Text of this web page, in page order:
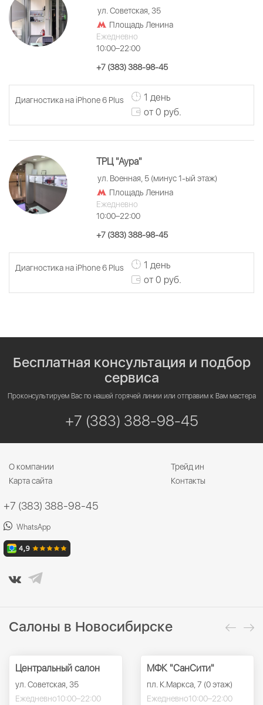
ул. Советская, 35
Площадь Ленина
Ежедневно
10:00–22:00
+7 (383) 388-98-45
Диагностика на iPhone 6 Plus
1 день
от 0 руб.
ТРЦ "Аура"
ул. Военная, 5 (минус 1-ый этаж)
Площадь Ленина
Ежедневно
10:00–22:00
+7 (383) 388-98-45
Диагностика на iPhone 6 Plus
1 день
от 0 руб.
Бесплатная консультация и подбор
сервиса
Проконсультируем Вас по нашей горячей линии или отправим к Вам мастера
+7 (383) 388-98-45
О компании
Трейд ин
Карта сайта
Контакты
+7 (383) 388-98-45
WhatsApp
Салоны в Новосибирске
Центральный салон
ул. Советская, 35
Ежедневно10:00–22:00
МФК "СанСити"
пл. К.Маркса, 7 (0 этаж)
Ежедневно10:00–22:00